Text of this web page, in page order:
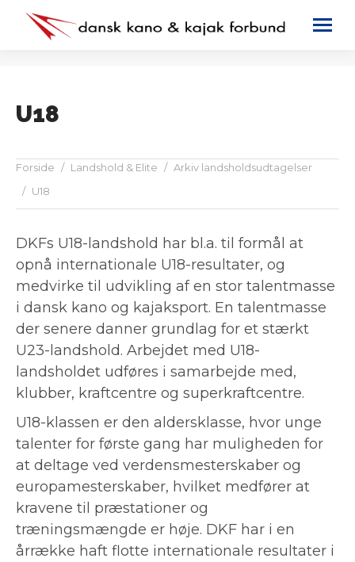
U18
You are here:
Forside Landshold & Elite
Arkiv landsholdsudtagelser
U18
DKFs U18-landshold har bl.a. til formål at
opnå internationale U18-resultater, og
medvirke til udvikling af en stor talentmasse
i dansk kano og kajaksport. En talentmasse
der senere danner grundlag for et stærkt
U23-landshold. Arbejdet med U18-
landsholdet udføres i samarbejde med,
klubber, kraftcentre og superkraftcentre.
U18-klassen er den aldersklasse, hvor unge
talenter for første gang har muligheden for
at deltage ved verdensmesterskaber og
europamesterskaber, hvilket medfører at
kravene til præstationer og
træningsmængde er høje. DKF har i en
årrække haft flotte internationale resultater i